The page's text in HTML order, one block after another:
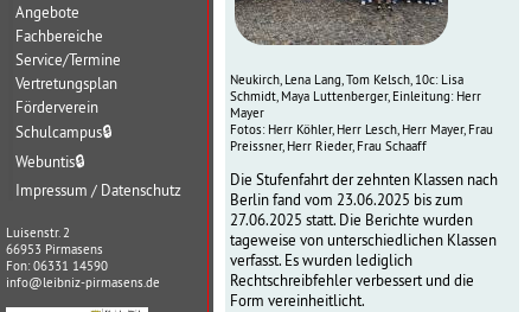
Angebote
Fachbereiche
Service/Termine
Vertretungsplan
Förderverein
Schulcampus🔒
Webuntis🔒
Impressum / Datenschutz
Luisenstr. 2
66953 Pirmasens
Fon: 06331 14590
info@leibniz-pirmasens.de
Neukirch, Lena Lang, Tom Kelsch, 10c: Lisa
Schmidt, Maya Luttenberger, Einleitung: Herr
Mayer
Fotos: Herr Köhler, Herr Lesch, Herr Mayer, Frau
Preissner, Herr Rieder, Frau Schaaff
Die Stufenfahrt der zehnten Klassen nach
Berlin fand vom 23.06.2025 bis zum
27.06.2025 statt. Die Berichte wurden
tageweise von unterschiedlichen Klassen
verfasst. Es wurden lediglich
Rechtschreibfehler verbessert und die
Form vereinheitlicht.